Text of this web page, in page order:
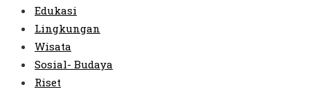
Edukasi
Lingkungan
Wisata
Sosial- Budaya
Riset